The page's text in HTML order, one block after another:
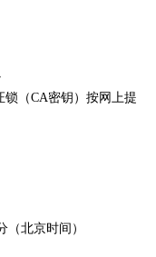
锁（CA密钥）按网上提
（北京时间）